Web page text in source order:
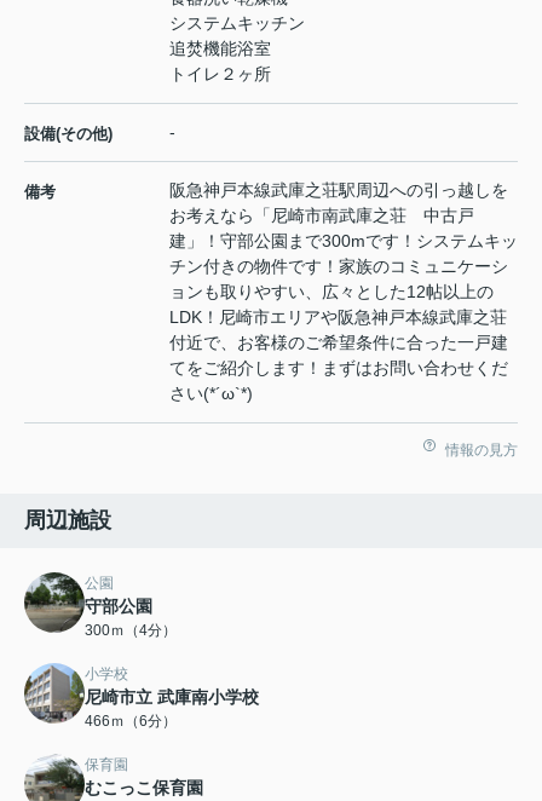
システムキッチン
追焚機能浴室
トイレ２ヶ所
設備(その他) -
備考
阪急神戸本線武庫之荘駅周辺への引っ越しを
お考えなら「尼崎市南武庫之荘 中古戸
建」！守部公園まで300mです！システムキッ
チン付きの物件です！家族のコミュニケーシ
ョンも取りやすい、広々とした12帖以上の
LDK！尼崎市エリアや阪急神戸本線武庫之荘
付近で、お客様のご希望条件に合った一戸建
てをご紹介します！まずはお問い合わせくだ
さい(*´ω`*)
情報の見方
周辺施設
公園
守部公園
300ｍ（4分）
小学校
尼崎市立 武庫南小学校
466ｍ（6分）
保育園
むこっこ保育園